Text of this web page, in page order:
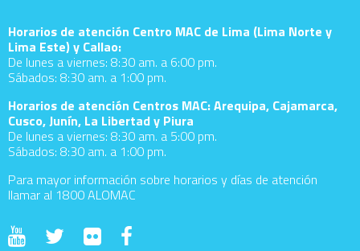
Horarios de atención Centro MAC de Lima (Lima Norte y
Lima Este) y Callao:
De lunes a viernes: 8:30 am. a 6:00 pm.
Sábados: 8:30 am. a 1:00 pm.
Horarios de atención Centros MAC: Arequipa, Cajamarca,
Cusco, Junín, La Libertad y Piura
De lunes a viernes: 8:30 am. a 5:00 pm.
Sábados: 8:30 am. a 1:00 pm.
Para mayor información sobre horarios y días de atención
llamar al 1800 ALOMAC